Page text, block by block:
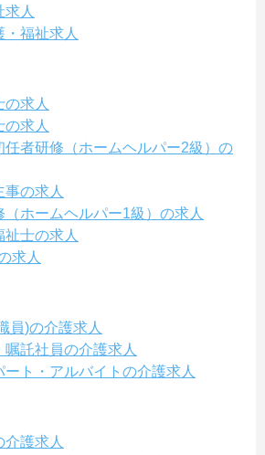
求人
・福祉求人
の求人
の求人
任者研修（ホームヘルパー2級）の
事の求人
ホームヘルパー1級）の求人
祉士の求人
求人
員)の介護求人
託社員の介護求人
ト・アルバイトの介護求人
介護求人